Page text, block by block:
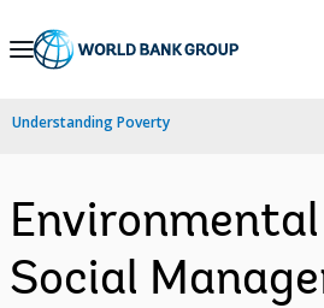
Skip
Navigation
Understanding Poverty
Social